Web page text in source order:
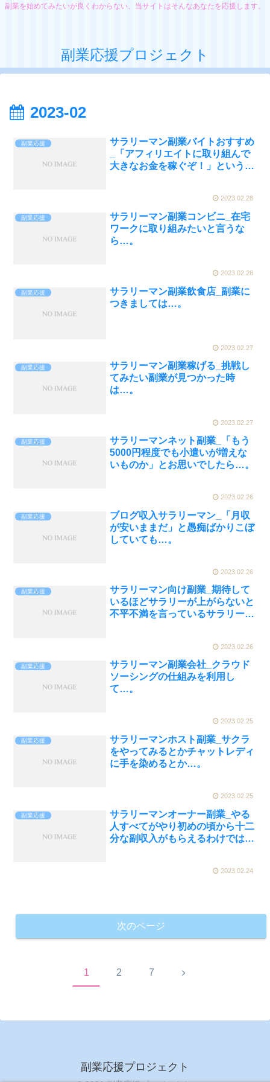
副業を始めてみたいが良くわからない、当サイトはそんなあなたを応援します。
副業応援プロジェクト
2023-02
副業応援
サラリーマン副業バイトおすすめ
_「アフィリエイトに取り組んで
大きなお金を稼ぐぞ！」というよ
2023.02.28
副業応援
サラリーマン副業コンビニ_在宅
ワークに取り組みたいと言うな
ら…。
2023.02.28
副業応援
サラリーマン副業飲食店_副業に
つきましては…。
2023.02.27
副業応援
サラリーマン副業稼げる_挑戦し
てみたい副業が見つかった時
は…。
2023.02.27
副業応援
サラリーマンネット副業_「もう
5000円程度でも小遣いが増えな
いものか」とお思いでしたら…。
2023.02.26
副業応援
ブログ収入サラリーマン_「月収
が安いままだ」と愚痴ばかりこぼ
していても…。
2023.02.26
副業応援
サラリーマン向け副業_期待して
いるほどサラリーが上がらないと
不平不満を言っているサラリーマ
2023.02.26
副業応援
サラリーマン副業会社_クラウド
ソーシングの仕組みを利用し
て…。
2023.02.25
副業応援
サラリーマンホスト副業_サクラ
をやってみるとかチャットレディ
に手を染めるとか…。
2023.02.25
副業応援
サラリーマンオーナー副業_やる
人すべてがやり初めの頃から十二
分な副収入がもらえるわけではあ
2023.02.24
次のページ
1 2 7 次
副業応援プロジェクト